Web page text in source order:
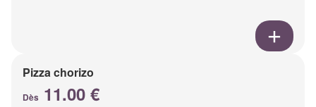
Pizza chorizo
Dès 11.00 €